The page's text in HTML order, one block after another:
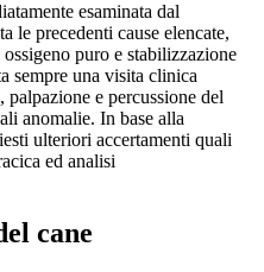
esaminata dal
le precedenti cause elencate,
puro e stabilizzazione
sempre una visita clinica
palpazione e percussione del
anomalie. In base alla
ulteriori accertamenti quali
ed analisi
cane